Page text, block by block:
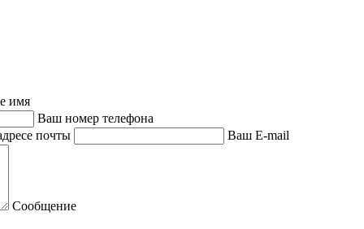
имя
Ваш номер телефона
почты
Ваш E-mail
Сообщение